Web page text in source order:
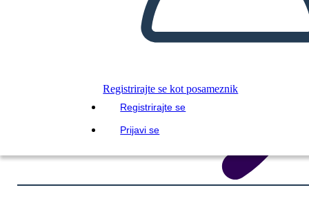
Registrirajte se kot posameznik
Registrirajte se
Prijavi se